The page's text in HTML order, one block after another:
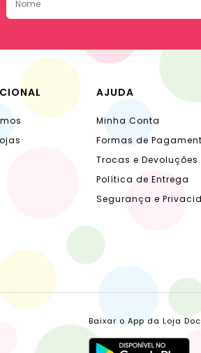
AJUDA
Minha Conta
Formas de
Trocas e Devoluções
Política de Entrega
Segurança e
Baixar o App da Loja